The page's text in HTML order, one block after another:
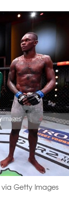
Getty Images